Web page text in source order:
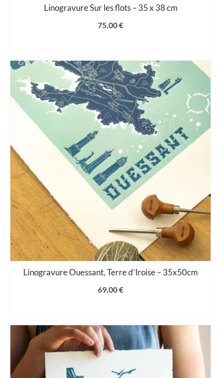
Linogravure Sur les flots – 35 x 38 cm
75,00€
Linogravure Ouessant, Terre d’Iroise – 35x50cm
69,00€